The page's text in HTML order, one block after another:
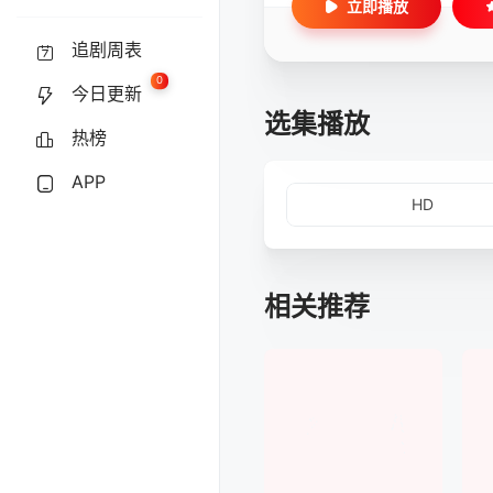
追剧周表
今日更新
0
热榜
APP
立即播放
选集播放
HD
相关推荐